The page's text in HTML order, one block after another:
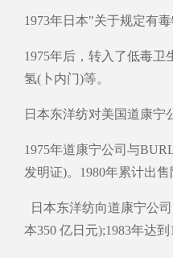
1973年日本"关于规定有
1975年后，转入了低毒
氢(卜内门)等。
日本东洋纺对美国道康宁
1975年道康宁公司与
发明证)。1980年累计出
日本东洋纺向道康宁公
本350 亿日元);1983年达